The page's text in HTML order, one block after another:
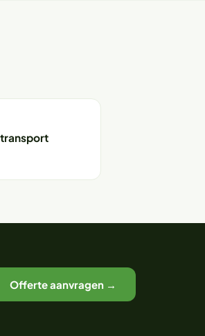
Offerte aanvragen →